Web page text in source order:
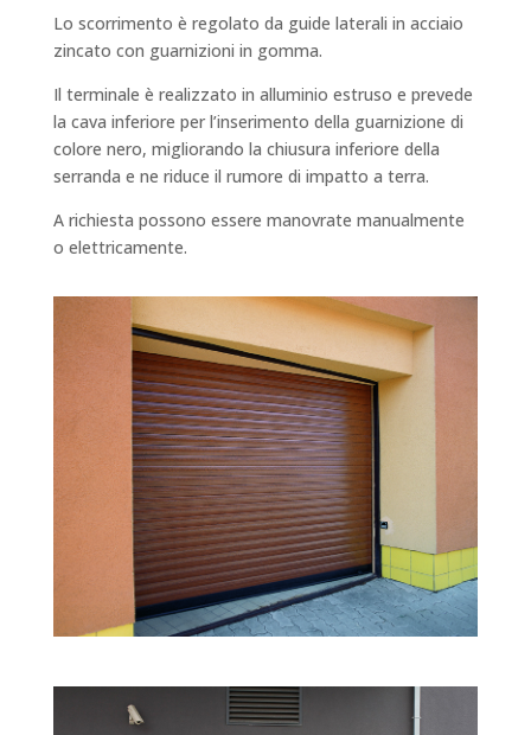
Lo scorrimento è regolato da guide laterali in acciaio
zincato con guarnizioni in gomma.
Il terminale è realizzato in alluminio estruso e prevede
la cava inferiore per l’inserimento della guarnizione di
colore nero, migliorando la chiusura inferiore della
serranda e ne riduce il rumore di impatto a terra.
A richiesta possono essere manovrate manualmente
o elettricamente.